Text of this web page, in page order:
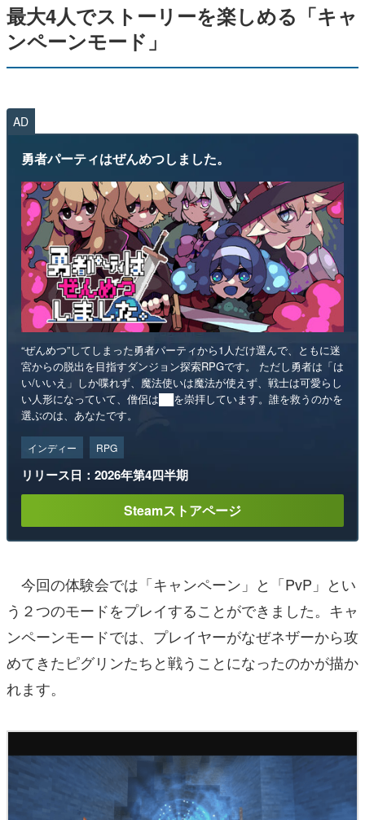
最大4人でストーリーを楽しめる「キャ
ンペーンモード」
AD
勇者パーティはぜんめつしました。
“ぜんめつ”してしまった勇者パーティから1人だけ選んで、ともに迷
宮からの脱出を目指すダンジョン探索RPGです。 ただし勇者は「は
い/いいえ」しか喋れず、魔法使いは魔法が使えず、戦士は可愛らし
い人形になっていて、僧侶は██を崇拝しています。誰を救うのかを
選ぶのは、あなたです。
インディー RPG
リリース日：2026年第4四半期
Steamストアページ
今回の体験会では「キャンペーン」と「PvP」とい
う２つのモードをプレイすることができました。キャ
ンペーンモードでは、プレイヤーがなぜネザーから攻
めてきたピグリンたちと戦うことになったのかが描か
れます。